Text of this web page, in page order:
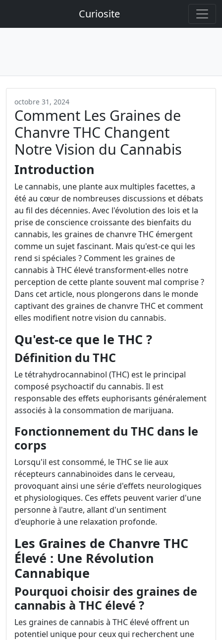
Curiosite
octobre 31, 2024
Comment Les Graines de
Chanvre THC Changent
Notre Vision du Cannabis
Introduction
Le cannabis, une plante aux multiples facettes, a
été au cœur de nombreuses discussions et débats
au fil des décennies. Avec l'évolution des lois et la
prise de conscience croissante des bienfaits du
cannabis, les graines de chanvre THC émergent
comme un sujet fascinant. Mais qu'est-ce qui les
rend si spéciales ? Comment les graines de
cannabis à THC élevé transforment-elles notre
perception de cette plante souvent mal comprise ?
Dans cet article, nous plongerons dans le monde
captivant des graines de chanvre THC et comment
elles modifient notre vision du cannabis.
Qu'est-ce que le THC ?
Définition du THC
Le tétrahydrocannabinol (THC) est le principal
composé psychoactif du cannabis. Il est
responsable des effets euphorisants généralement
associés à la consommation de marijuana.
Fonctionnement du THC dans le
corps
Lorsqu'il est consommé, le THC se lie aux
récepteurs cannabinoïdes dans le cerveau,
provoquant ainsi une série d'effets neurologiques
et physiologiques. Ces effets peuvent varier d'une
personne à l'autre, allant d'un sentiment
d'euphorie à une relaxation profonde.
Les Graines de Chanvre THC
Élevé : Une Révolution
Cannabique
Pourquoi choisir des graines de
cannabis à THC élevé ?
Les graines de cannabis à THC élevé offrent un
potentiel unique pour ceux qui recherchent une